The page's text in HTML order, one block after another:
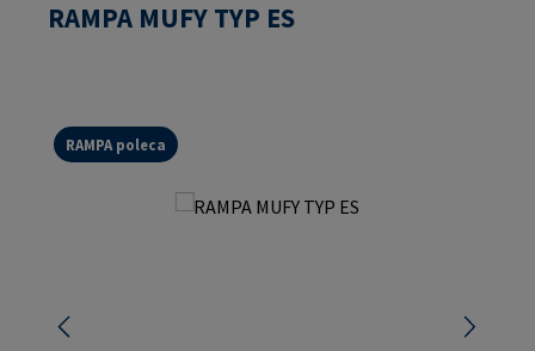
RAMPA MUFY TYP ES
RAMPA poleca
Pomiń galerię zdjęć